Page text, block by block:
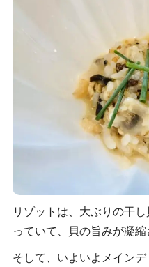
リゾットは、大ぶりの干
っていて、貝の旨みが凝縮
そして、いよいよメイン